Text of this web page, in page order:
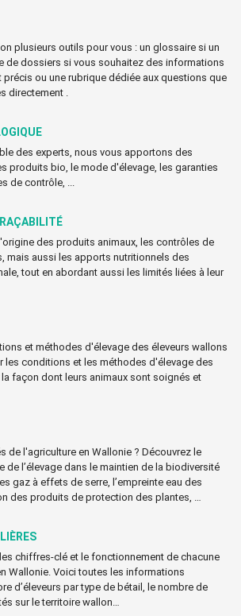
plusieurs outils pour vous : un glossaire si un
de dossiers si vous souhaitez des informations
ou une rubrique dédiée aux questions que
directement .
des experts, nous vous apportons des
produits bio, le mode d'élevage, les garanties
de contrôle, ...
des produits animaux, les contrôles de
mais aussi les apports nutritionnels des
tout en abordant aussi les limités liées à leur
et méthodes d'élevage des éleveurs wallons
les conditions et les méthodes d'élevage des
façon dont leurs animaux sont soignés et
de l'agriculture en Wallonie ? Découvrez le
de l’élevage dans le maintien de la biodiversité
gaz à effets de serre, l’empreinte eau des
des produits de protection des plantes, …
chiffres-clé et le fonctionnement de chacune
Wallonie. Voici toutes les informations
d’éleveurs par type de bétail, le nombre de
sur le territoire wallon…